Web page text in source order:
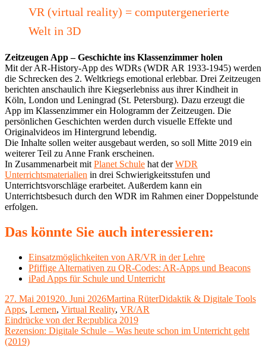
VR (virtual reality) = computergenerierte
Welt in 3D
Zeitzeugen App – Geschichte ins Klassenzimmer holen
Mit der AR-History-App des WDRs (WDR AR 1933-1945) werden
die Schrecken des 2. Weltkriegs emotional erlebbar. Drei Zeitzeugen
berichten anschaulich ihre Kiegserlebniss aus ihrer Kindheit in
Köln, London und Leningrad (St. Petersburg). Dazu erzeugt die
App im Klassenzimmer ein Hologramm der Zeitzeugen. Die
persönlichen Geschichten werden durch visuelle Effekte und
Originalvideos im Hintergrund lebendig.
Die Inhalte sollen weiter ausgebaut werden, so soll Mitte 2019 ein
weiterer Teil zu Anne Frank erscheinen.
In Zusammenarbeit mit Planet Schule hat derWDR
Unterrichtsmaterialien in drei Schwierigkeitsstufen und
Unterrichtsvorschläge erarbeitet. Außerdem kann ein
Unterrichtsbesuch durch den WDR im Rahmen einer Doppelstunde
erfolgen.
Das könnte Sie auch interessieren:
Einsatzmöglichkeiten von AR/VR in der Lehre
Pfiffige Alternativen zu QR-Codes: AR-Apps und Beacons
iPad Apps für Schule und Unterricht
Veröffentlicht
am
27. Mai 201920. Juni 2026Autor
Martina RüterKategorien
Didaktik & Digitale Tools
Apps, Lernen, Virtual Reality, VR/AR
Beitragsnavigation
Vorheriger
Beitrag:
Eindrücke von der Re:publica 2019
Nächster
Beitrag
Rezension: Digitale Schule – Was heute schon im Unterricht geht
(2019)